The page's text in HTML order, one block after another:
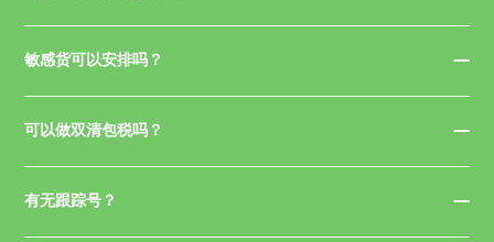
敏感货可以安排吗？
可以做双清包税吗？
有无跟踪号？